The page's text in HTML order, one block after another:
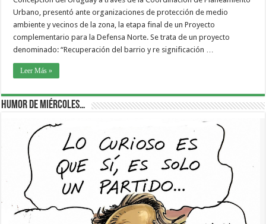
Urbano, presentó ante organizaciones de protección de medio
ambiente y vecinos de la zona, la etapa final de un Proyecto
complementario para la Defensa Norte. Se trata de un proyecto
denominado: “Recuperación del barrio y re significación …
Leer Más »
Humor de Miércoles…